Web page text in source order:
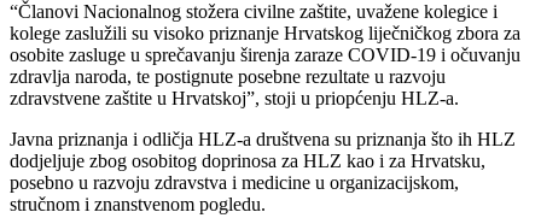
“Članovi Nacionalnog stožera civilne zaštite, uvažene kolegice i
kolege zaslužili su visoko priznanje Hrvatskog liječničkog zbora za
osobite zasluge u sprečavanju širenja zaraze COVID-19 i očuvanju
zdravlja naroda, te postignute posebne rezultate u razvoju
zdravstvene zaštite u Hrvatskoj”, stoji u priopćenju HLZ-a.
Javna priznanja i odličja HLZ-a društvena su priznanja što ih HLZ
dodjeljuje zbog osobitog doprinosa za HLZ kao i za Hrvatsku,
posebno u razvoju zdravstva i medicine u organizacijskom,
stručnom i znanstvenom pogledu.